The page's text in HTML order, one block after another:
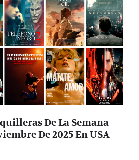
De La Semana
De 2025 En USA